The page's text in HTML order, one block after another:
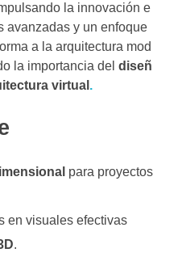
la innovación e
avanzadas y un enfoque
a la arquitectura mod
la importancia del diseñ
virtual .
para proyectos
en visuales efectivas
.